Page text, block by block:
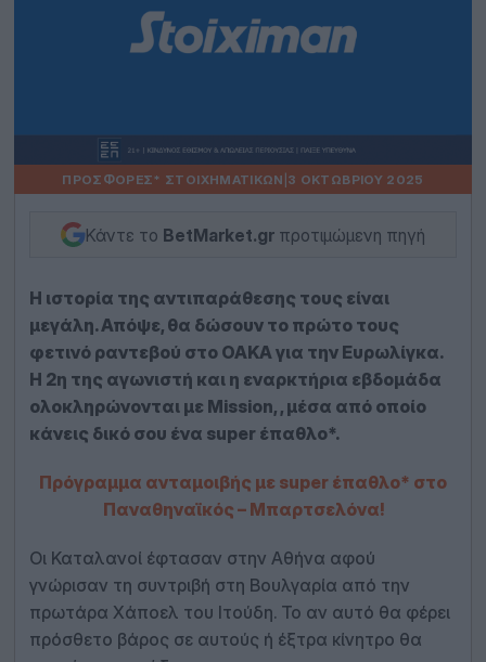
ΠΡΟΣΦΟΡΈΣ* ΣΤΟΙΧΗΜΑΤΙΚΏΝ 3 ΟΚΤΩΒΡΊΟΥ 2025
Κάντε το BetMarket.gr προτιμώμενη πηγή
Η ιστορία της αντιπαράθεσης τους είναι
μεγάλη. Απόψε, θα δώσουν το πρώτο τους
φετινό ραντεβού στο ΟΑΚΑ για την Ευρωλίγκα.
Η 2η της αγωνιστή και η εναρκτήρια εβδομάδα
ολοκληρώνονται με Mission, , μέσα από οποίο
κάνεις δικό σου ένα super έπαθλο*.
Πρόγραμμα ανταμοιβής με super έπαθλο* στο
Παναθηναϊκός – Μπαρτσελόνα!
Οι Καταλανοί έφτασαν στην Αθήνα αφού
γνώρισαν τη συντριβή στη Βουλγαρία από την
πρωτάρα Χάποελ του Ιτούδη. Το αν αυτό θα φέρει
πρόσθετο βάρος σε αυτούς ή έξτρα κίνητρο θα